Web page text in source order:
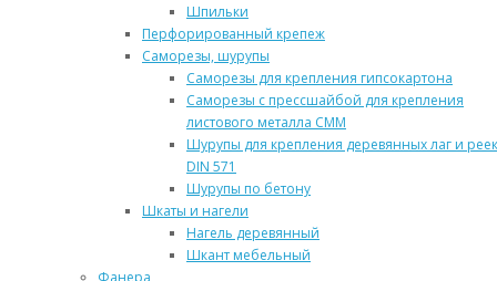
Шпильки
Перфорированный крепеж
Саморезы, шурупы
Саморезы для крепления гипсокартона
Саморезы с прессшайбой для крепления
листового металла СММ
Шурупы для крепления деревянных лаг и реек
DIN 571
Шурупы по бетону
Шкаты и нагели
Нагель деревянный
Шкант мебельный
Фанера